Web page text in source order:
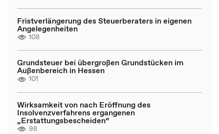
Fristverlängerung des Steuerberaters in eigenen
Angelegenheiten
108
Grundsteuer bei übergroßen Grundstücken im
Außenbereich in Hessen
101
Wirksamkeit von nach Eröffnung des
Insolvenzverfahrens ergangenen
„Erstattungsbescheiden“
98